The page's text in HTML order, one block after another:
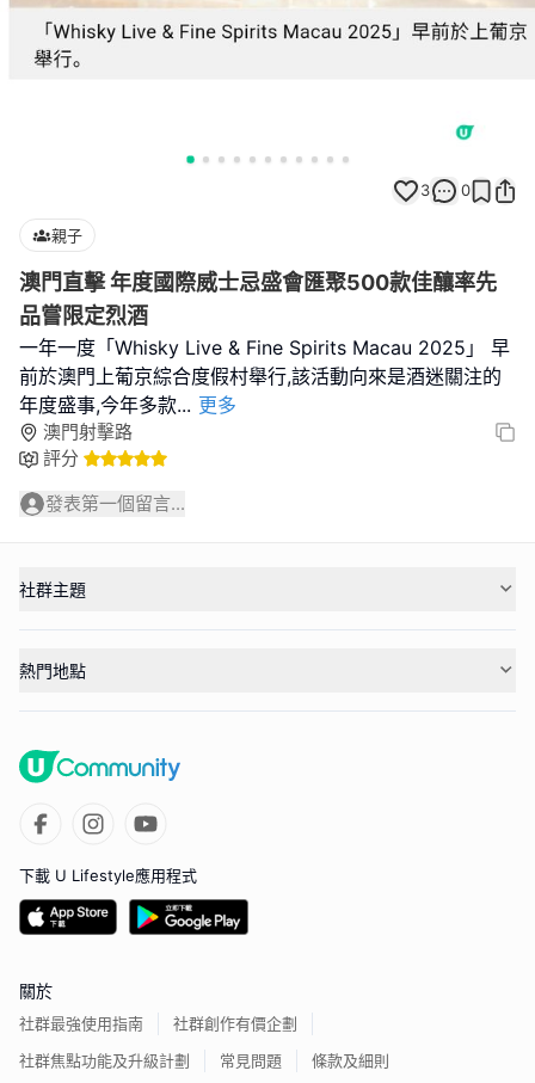
3 0
親子
澳門直擊 年度國際威士忌盛會匯聚500款佳釀率先
品嘗限定烈酒
一年一度「Whisky Live & Fine Spirits Macau 2025」 早
前於澳門上葡京綜合度假村舉行,該活動向來是酒迷關注的
年度盛事,今年多款... 更多
澳門射擊路
評分
發表第一個留言...
社群主題
熱門地點
下載 U Lifestyle應用程式
關於
社群最強使用指南
社群創作有價企劃
社群焦點功能及升級計劃
常見問題 條款及細則